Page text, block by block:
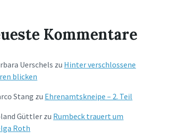
Kommentare
Uerschels zu Hinter verschlossene
blicken
Stang zu Ehrenamtskneipe – 2. Teil
Güttlerzu Rumbeck trauert um
Roth